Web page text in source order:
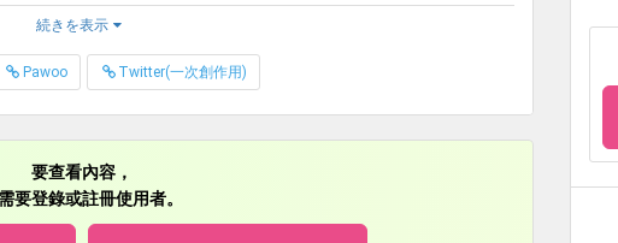
くいので、もしよければこちらの一覧でご確認ください。
続きを表示
Pawoo Twitter(一次創作用)
要查看內容，
要登錄或註冊使用者。